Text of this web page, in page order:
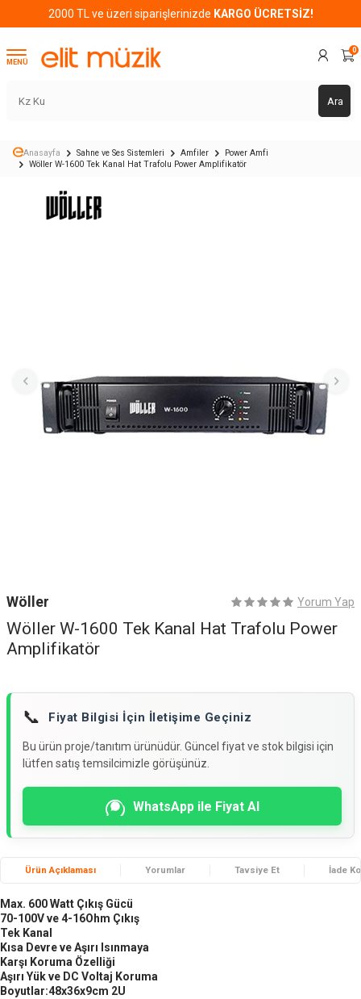
2000 TL ve üzeri siparişlerinizde KARGO ÜCRETSİZ!
MENÜ
Ara
0
Anasayfa Sahne ve Ses Sistemleri Amfiler
Power Amfi
Wöller W-1600 Tek Kanal Hat Trafolu Power Amplifikatör
Wöller Yorum Yap
Wöller W-1600 Tek Kanal Hat Trafolu Power
Amplifikatör
📞 Fiyat Bilgisi İçin İletişime Geçiniz
Bu ürün proje/tanıtım ürünüdür. Güncel fiyat ve stok bilgisi için
lütfen satış temsilcimizle görüşünüz.
WhatsApp ile Fiyat Al
Ürün Açıklaması Yorumlar Tavsiye Et İade
Max. 600 Watt Çıkış Gücü
70-100V ve 4-16Ohm Çıkış
Tek Kanal
Kısa Devre ve Aşırı Isınmaya
Karşı Koruma Özelliği
Aşırı Yük ve DC Voltaj Koruma
Boyutlar:48x36x9cm 2U